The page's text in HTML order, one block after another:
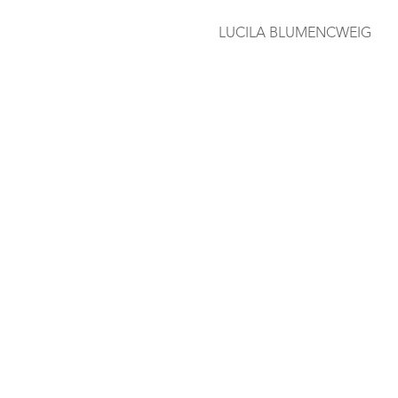
LUCILA BLUMENCWEIG